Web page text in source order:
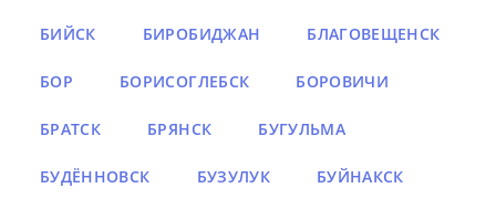
БИЙСК БИРОБИДЖАН БЛАГОВЕЩЕНСК
БОР БОРИСОГЛЕБСК БОРОВИЧИ
БРАТСК БРЯНСК БУГУЛЬМА
БУДЁННОВСК БУЗУЛУК БУЙНАКСК